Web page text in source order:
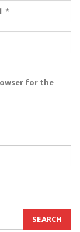
for the